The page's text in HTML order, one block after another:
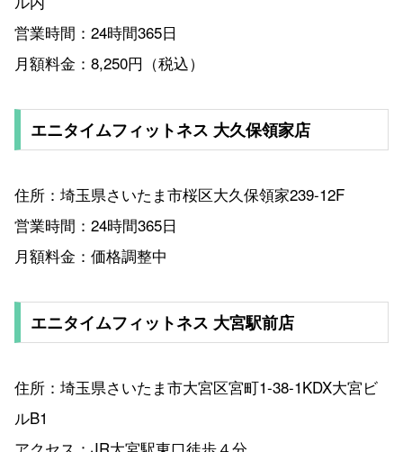
営業時間：24時間365日
月額料金：8,250円（税込）
エニタイムフィットネス 大久保領家店
住所：埼玉県さいたま市桜区大久保領家239-12F
営業時間：24時間365日
月額料金：価格調整中
エニタイムフィットネス 大宮駅前店
住所：埼玉県さいたま市大宮区宮町1-38-1KDX大宮ビ
ルB1